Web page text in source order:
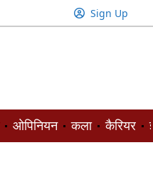
Sign Up
ओपिनियन कला कैरियर